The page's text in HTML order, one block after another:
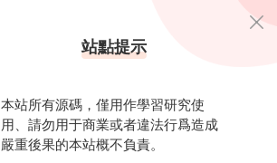
站點提示
本站所有源碼，僅用作學習研究使
用、請勿用于商業或者違法行爲造成
嚴重後果的本站概不負責。